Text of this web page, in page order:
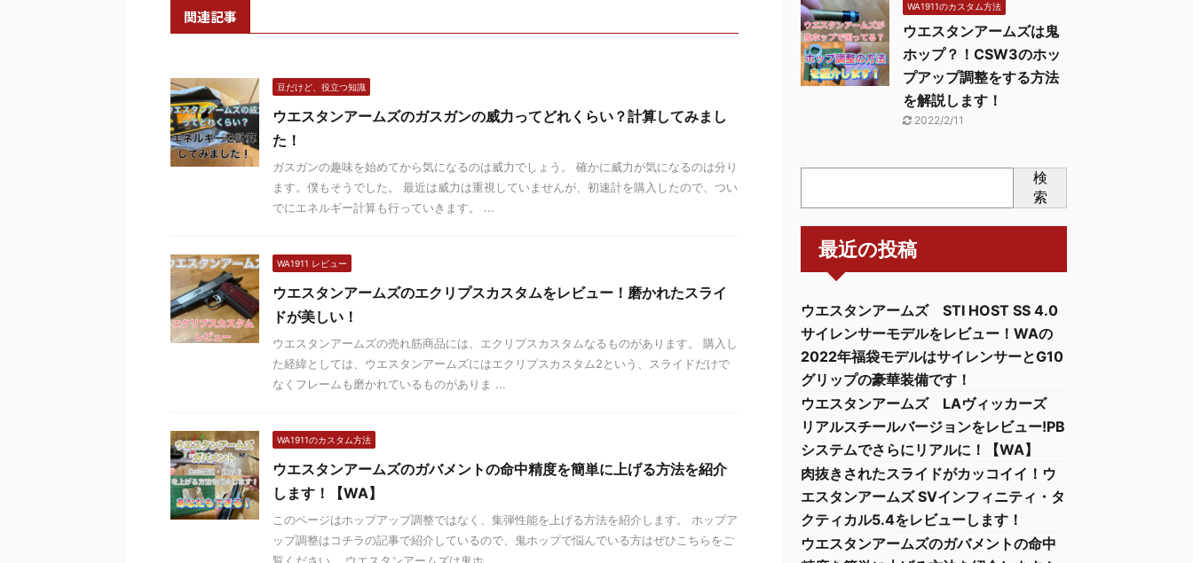
関連記事
豆だけど、役立つ知識
ウエスタンアームズのガスガンの威力ってどれくらい？計算してみまし
た！
ガスガンの趣味を始めてから気になるのは威力でしょう。 確かに威力が気になるのは分り
ます。僕もそうでした。 最近は威力は重視していませんが、初速計を購入したので、つい
でにエネルギー計算も行っていきます。 ...
WA1911 レビュー
ウエスタンアームズのエクリプスカスタムをレビュー！磨かれたスライ
ドが美しい！
ウエスタンアームズの売れ筋商品には、エクリプスカスタムなるものがあります。 購入し
た経緯としては、ウエスタンアームズにはエクリプスカスタム2という、スライドだけで
なくフレームも磨かれているものがありま ...
WA1911のカスタム方法
ウエスタンアームズのガバメントの命中精度を簡単に上げる方法を紹介
します！【WA】
このページはホップアップ調整ではなく、集弾性能を上げる方法を紹介します。 ホップア
ップ調整はコチラの記事で紹介しているので、鬼ホップで悩んでいる方はぜひこちらをご
WA1911のカスタム方法
ウエスタンアームズは鬼
ホップ？！CSW3のホッ
プアップ調整をする方法
を解説します！
2022/2/11
検
索
最近の投稿
ウエスタンアームズ STI HOST SS 4.0
サイレンサーモデルをレビュー！WAの
2022年福袋モデルはサイレンサーとG10
グリップの豪華装備です！
ウエスタンアームズ LAヴィッカーズ
リアルスチールバージョンをレビュー!PB
システムでさらにリアルに！【WA】
肉抜きされたスライドがカッコイイ！ウ
エスタンアームズ SVインフィニティ・タ
クティカル5.4をレビューします！
ウエスタンアームズのガバメントの命中